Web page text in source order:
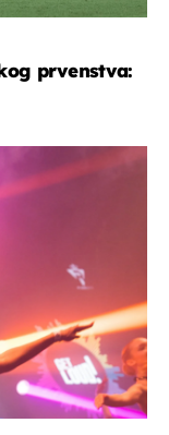
prvenstva: